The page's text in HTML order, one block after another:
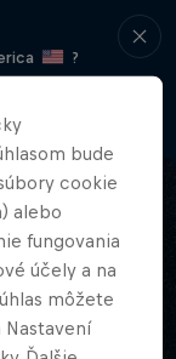
?
bude
cookie
alebo
fungovania
účely a na
môžete